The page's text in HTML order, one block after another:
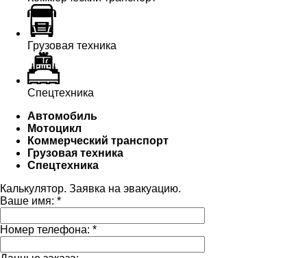
Грузовая техника
Спецтехника
Автомобиль
Мотоцикл
Коммерческий транспорт
Грузовая техника
Спецтехника
Калькулятор. Заявка на эвакуацию.
Ваше имя: *
Номер телефона: *